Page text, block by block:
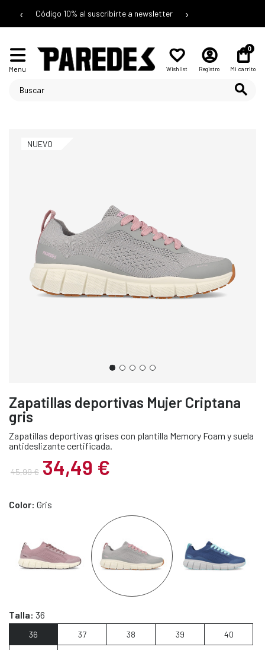
‹ Código 10% al suscribirte a newsletter ›
Menu Wishlist Registro
0
Mi carrito
NUEVO
Zapatillas deportivas Mujer Criptana
gris
Zapatillas deportivas grises con plantilla Memory Foam y suela
antideslizante certificada.
45,99 € 34,49 €
Color: Gris
Talla: 36
36 37 38 39 40